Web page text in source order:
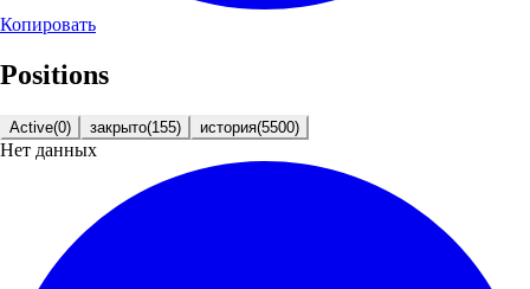
Копировать
Positions
Active(0) закрыто(155) история(5500)
Нет данных